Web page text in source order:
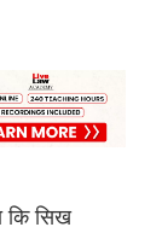
कि सिख